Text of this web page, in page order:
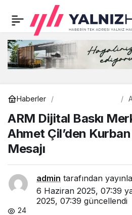
Haberler
ARM Dijital Baskı
Ahmet Çil’den
Mesajı
admin tarafından
6 Haziran 2025, 07:39
2025, 07:39 güncellendi
24
ARM Dijital Baskı
Merkezi Ortağı Ahmet
Çil’den Kurban Bayramı
Mesajı